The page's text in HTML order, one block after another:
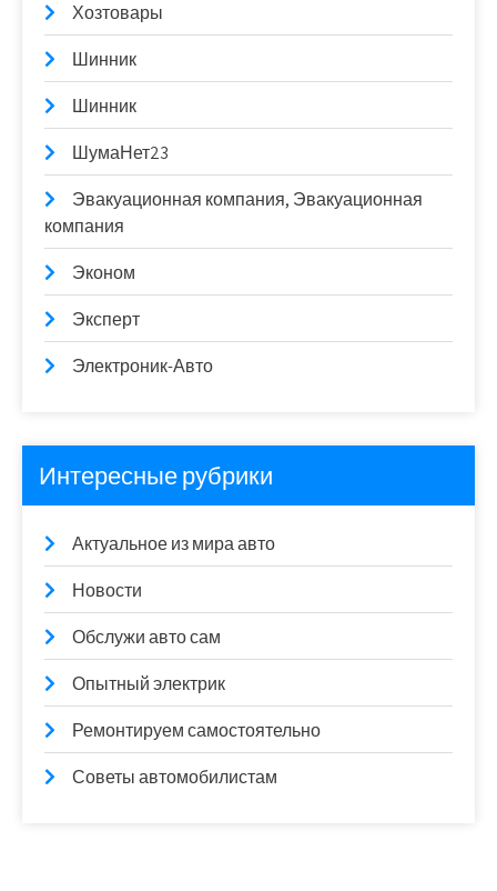
Хозтовары
Шинник
Шинник
ШумаНет23
Эвакуационная компания, Эвакуационная
компания
Эконом
Эксперт
Электроник-Авто
Интересные рубрики
Актуальное из мира авто
Новости
Обслужи авто сам
Опытный электрик
Ремонтируем самостоятельно
Советы автомобилистам